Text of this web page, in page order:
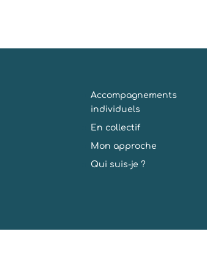
Accompagnements
individuels
En collectif
Mon approche
Qui suis-je ?